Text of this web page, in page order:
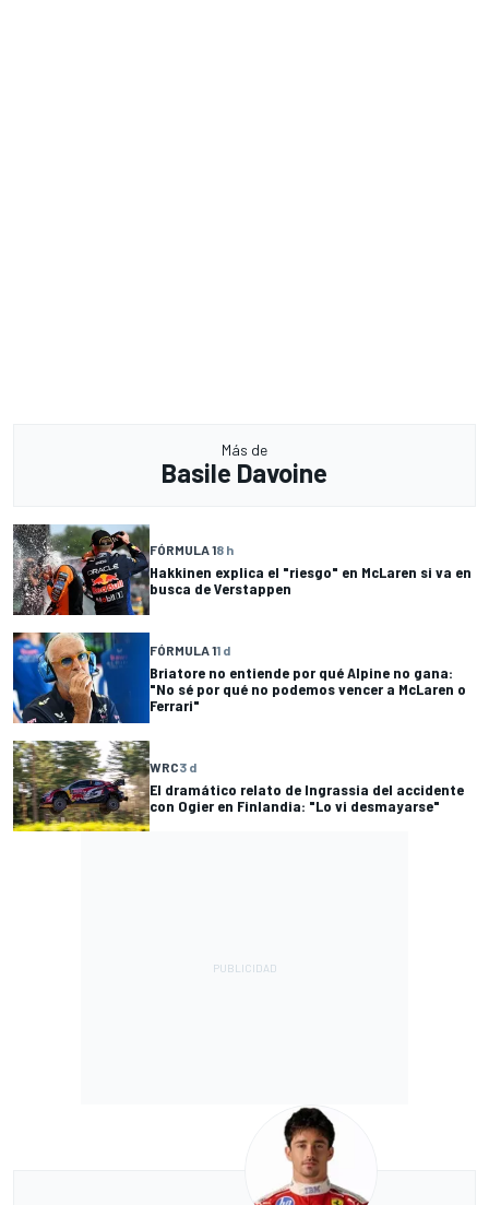
Más de
Basile Davoine
FÓRMULA 18 h
Hakkinen explica el "riesgo" en McLaren si va en
busca de Verstappen
FÓRMULA 11 d
Briatore no entiende por qué Alpine no gana:
"No sé por qué no podemos vencer a McLaren o
Ferrari"
WRC3 d
El dramático relato de Ingrassia del accidente
con Ogier en Finlandia: "Lo vi desmayarse"